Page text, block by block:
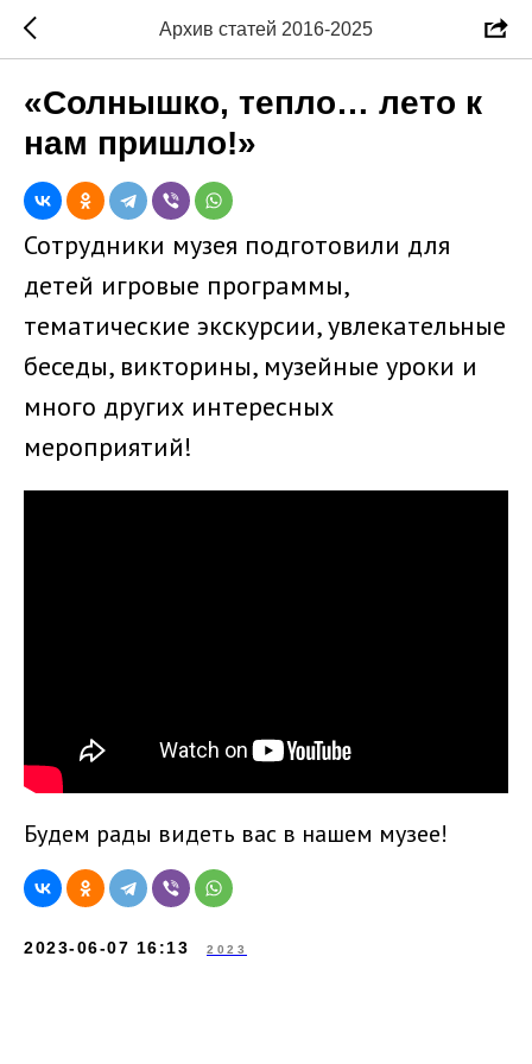
Архив статей 2016-2025
«Солнышко, тепло… лето к
нам пришло!»
Сотрудники музея подготовили для
детей игровые программы,
тематические экскурсии, увлекательные
беседы, викторины, музейные уроки и
много других интересных
мероприятий!
Будем рады видеть вас в нашем музее!
2023-06-07 16:13 2023